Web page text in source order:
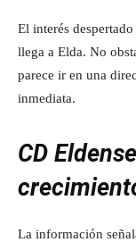
El interés
llega a Elda. No
parece ir en una
inmediata.
CD
La información